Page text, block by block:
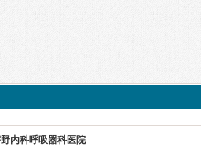
内科呼吸器科医院